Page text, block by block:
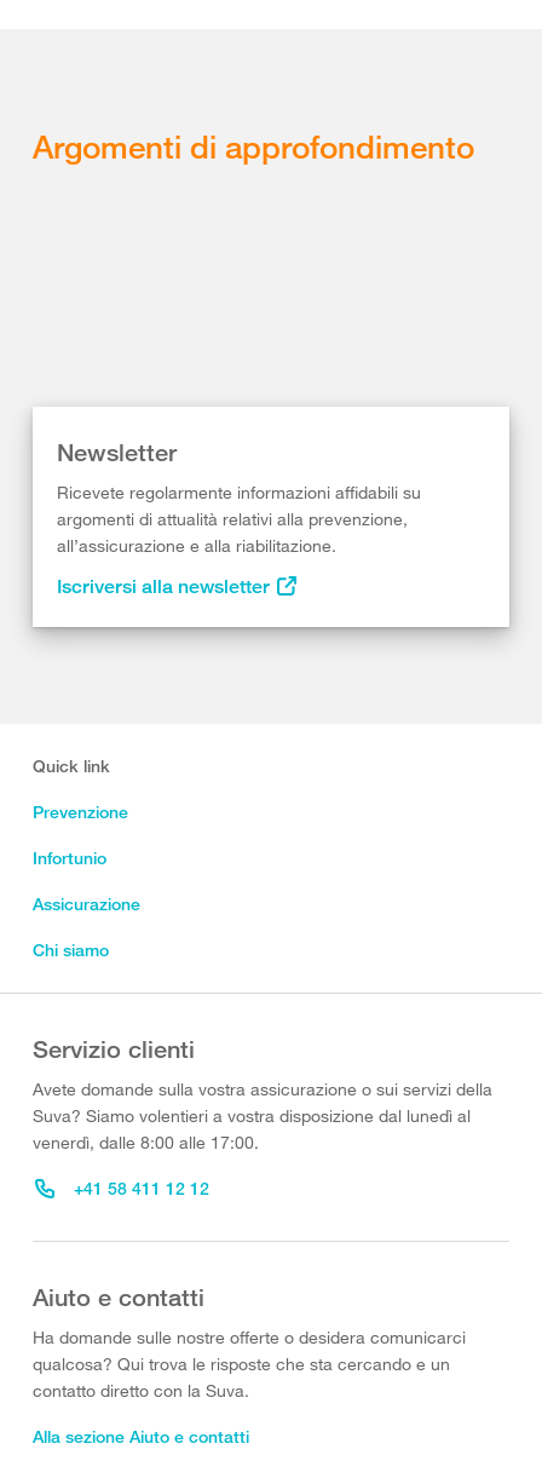
Argomenti di approfondimento
Newsletter
Ricevete regolarmente informazioni affidabili su
argomenti di attualità relativi alla prevenzione,
all’assicurazione e alla riabilitazione.
Iscriversi alla newsletter
Quick link
Prevenzione
Infortunio
Assicurazione
Chi siamo
Servizio clienti
Avete domande sulla vostra assicurazione o sui servizi della
Suva? Siamo volentieri a vostra disposizione dal lunedì al
venerdì, dalle 8:00 alle 17:00.
+41 58 411 12 12
Aiuto e contatti
Ha domande sulle nostre offerte o desidera comunicarci
qualcosa? Qui trova le risposte che sta cercando e un
contatto diretto con la Suva.
Alla sezione Aiuto e contatti